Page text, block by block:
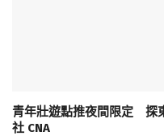
青年壯遊點推夜間限定 探
社 CNA